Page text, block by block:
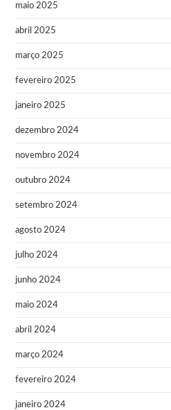
maio 2025
abril 2025
março 2025
fevereiro 2025
janeiro 2025
dezembro 2024
novembro 2024
outubro 2024
setembro 2024
agosto 2024
julho 2024
junho 2024
maio 2024
abril 2024
março 2024
fevereiro 2024
janeiro 2024